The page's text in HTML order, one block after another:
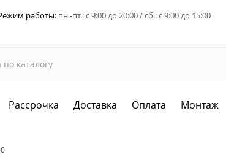
работы: пн.-пт.: с 9:00 до 20:00 / сб.: с 9:00 до 15:00
Рассрочка Доставка Оплата Монтаж